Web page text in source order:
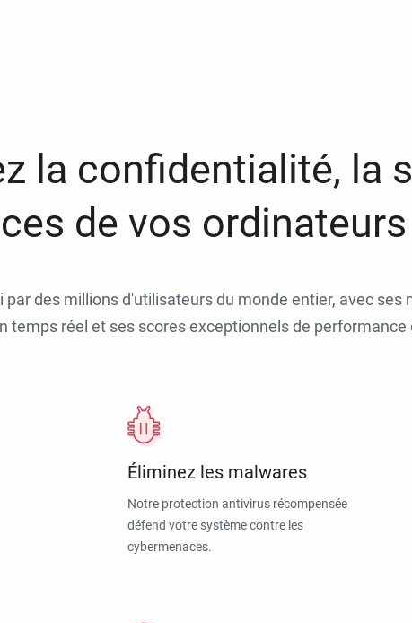
la confidentialité, la
de vos
des millions d'utilisateurs du monde entier, avec ses
temps réel et ses scores exceptionnels de
Éliminez les malwares
Notre protection antivirus récompensée
défend votre système contre les
cybermenaces.